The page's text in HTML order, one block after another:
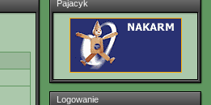
Pajacyk
Logowanie